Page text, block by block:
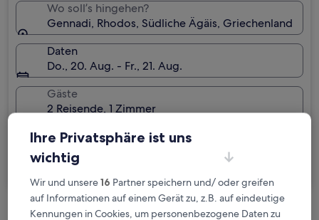
Wo soll’s hingehen?
Gennadi, Rhodos, Südliche Ägäis, Griechenland
Daten
Do., 20. Aug. - Fr., 21. Aug.
Gäste
2 Reisende, 1 Zimmer
Ich reise geschäftlich
Ihre Privatsphäre ist uns
wichtig
Wir und unsere16 Partner speichern und/ oder greifen
auf Informationen auf einem Gerät zu, z.B. auf eindeutige
Kennungen in Cookies, um personenbezogene Daten zu